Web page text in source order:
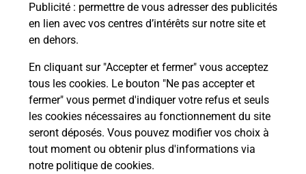
Publicité : permettre de vous adresser des publicités
en lien avec vos centres d’intérêts sur notre site et
en dehors.
En cliquant sur "Accepter et fermer" vous acceptez
tous les cookies. Le bouton "Ne pas accepter et
fermer" vous permet d'indiquer votre refus et seuls
les cookies nécessaires au fonctionnement du site
seront déposés. Vous pouvez modifier vos choix à
tout moment ou obtenir plus d'informations via
notre politique de cookies.
Comment est installée la
téléassistance classique ?
Localiser Liste
Liste - téléassistance
Pyrénées-Orientales - téléassistance
Cabestany - téléassistance